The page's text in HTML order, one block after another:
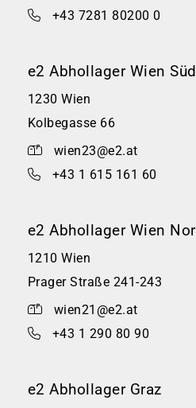
+43 7281 80200 0
e2 Abhollager Wien Süd
1230 Wien
Kolbegasse 66
wien23@e2.at
+43 1 615 161 60
e2 Abhollager Wien
1210 Wien
Prager Straße 241-243
wien21@e2.at
+43 1 290 80 90
e2 Abhollager Graz